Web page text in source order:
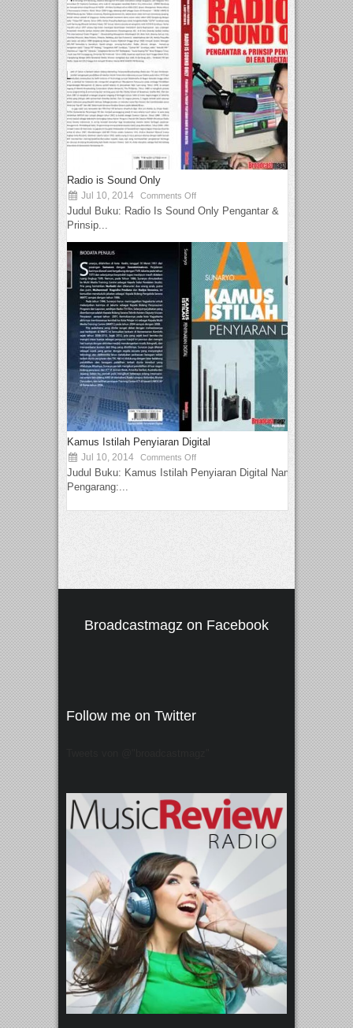
Radio is Sound Only
Jul 10, 2014 Comments Off
Judul Buku: Radio Is Sound Only Pengantar &
Prinsip...
Kamus Istilah Penyiaran Digital
Jul 10, 2014 Comments Off
Judul Buku: Kamus Istilah Penyiaran Digital Nama
Pengarang:...
Broadcastmagz on Facebook
Follow me on Twitter